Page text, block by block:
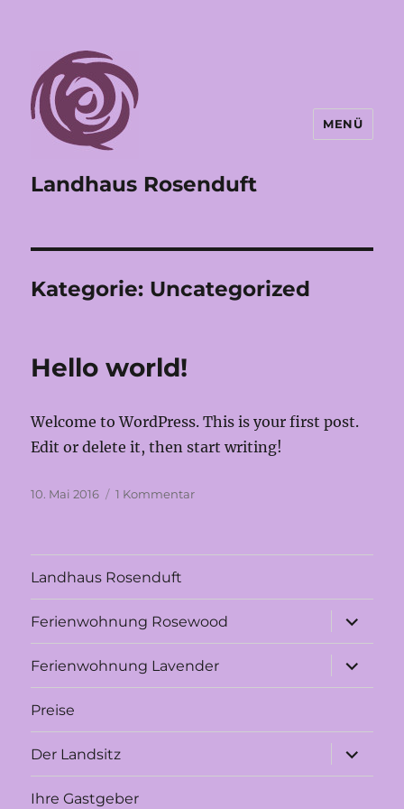
Landhaus Rosenduft
MENÜ
Kategorie: Uncategorized
Hello world!
Welcome to WordPress. This is your first post.
Edit or delete it, then start writing!
Veröffentlicht
10. Mai 2016 1 Kommentarzu
Landhaus Rosenduft
Ferienwohnung Rosewood
anzeigen
Ferienwohnung Lavender
anzeigen
Preise
Der Landsitz
anzeigen
Ihre Gastgeber